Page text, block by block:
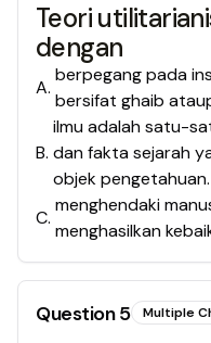
Teori
dengan
A.
berpegang pada
bersifat ghaib
B.
ilmu adalah satu-
dan fakta sejarah
objek pengetahuan.
C.
menghendaki
menghasilkan
Question5 Multiple